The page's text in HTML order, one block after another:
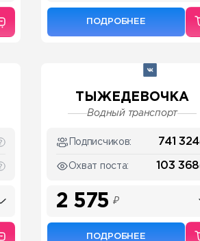
ПОДРОБНЕЕ
ТЫЖЕДЕВОЧКА
Водный транспорт
Подписчиков: 741 324
Охват поста: 103 368
2 575 ₽
ПОДРОБНЕЕ